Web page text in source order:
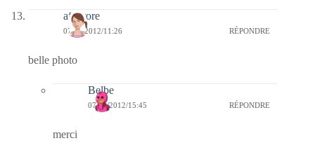
afaurore
07/09/2012/11:26 RÉPONDRE
belle photo
Belbe
07/09/2012/15:45 RÉPONDRE
merci